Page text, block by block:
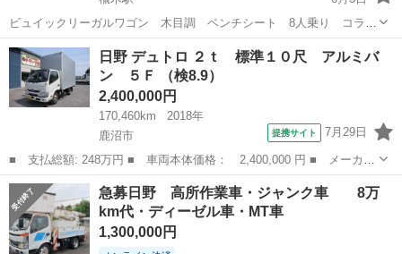
ビュイックリーガルワゴン 木目調 ベンチシート 8人乗り コラム
シフト ウッドステアリング ETC 最新のアメ車もいいですが、リー
ガルワゴンはディサイドにウッドパネルを配した「ウッディワゴン」
で90'sを感じさせるビン...
栃木 鹿沼市 楡木駅 ビュイックリーガル
日野 デュトロ ２ｔ 標準１０尺 アルミバ
ン ５Ｆ （検8.9）
2,400,000円
170,460km
2018年
鹿沼市
提携サイト 7月29日
■ 支払総額: 248万円 ■ 車両本体価格： 2,400,000 円 ■ メーカー
名： 日野 ■ 車種名： デュトロ ■ グレード名： ２ｔ 標準１
０尺 アルミバン ５Ｆ ■ 排気量： 4000cc ■ ドア枚数： 2D...
栃木 鹿沼市 その他
急募日野 高所作業車・ジャンク車 8万
km代・ディーゼル車・MT車
1,300,000円